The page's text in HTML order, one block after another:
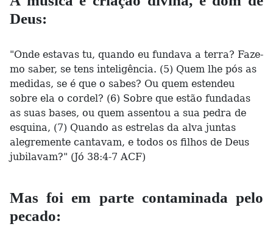
Deus:
"Onde estavas tu, quando eu fundava a terra? Faze-
mo saber, se tens inteligência. (5) Quem lhe pós as
medidas, se é que o sabes? Ou quem estendeu
sobre ela o cordel? (6) Sobre que estão fundadas
as suas bases, ou quem assentou a sua pedra de
esquina, (7) Quando as estrelas da alva juntas
alegremente cantavam, e todos os filhos de Deus
jubilavam?" (Jó 38:4-7 ACF)
Mas foi em parte contaminada pelo
pecado: